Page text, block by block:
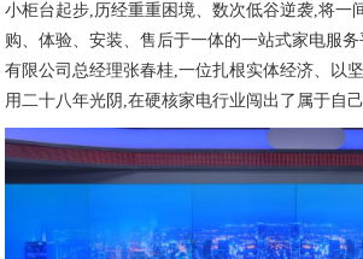
小柜台起步,历经重重困境、数次低谷逆袭,将一
购、体验、安装、售后于一体的一站式家电服
有限公司总经理张春桂,一位扎根实体经济、以
用二十八年光阴,在硬核家电行业闯出了属于自己